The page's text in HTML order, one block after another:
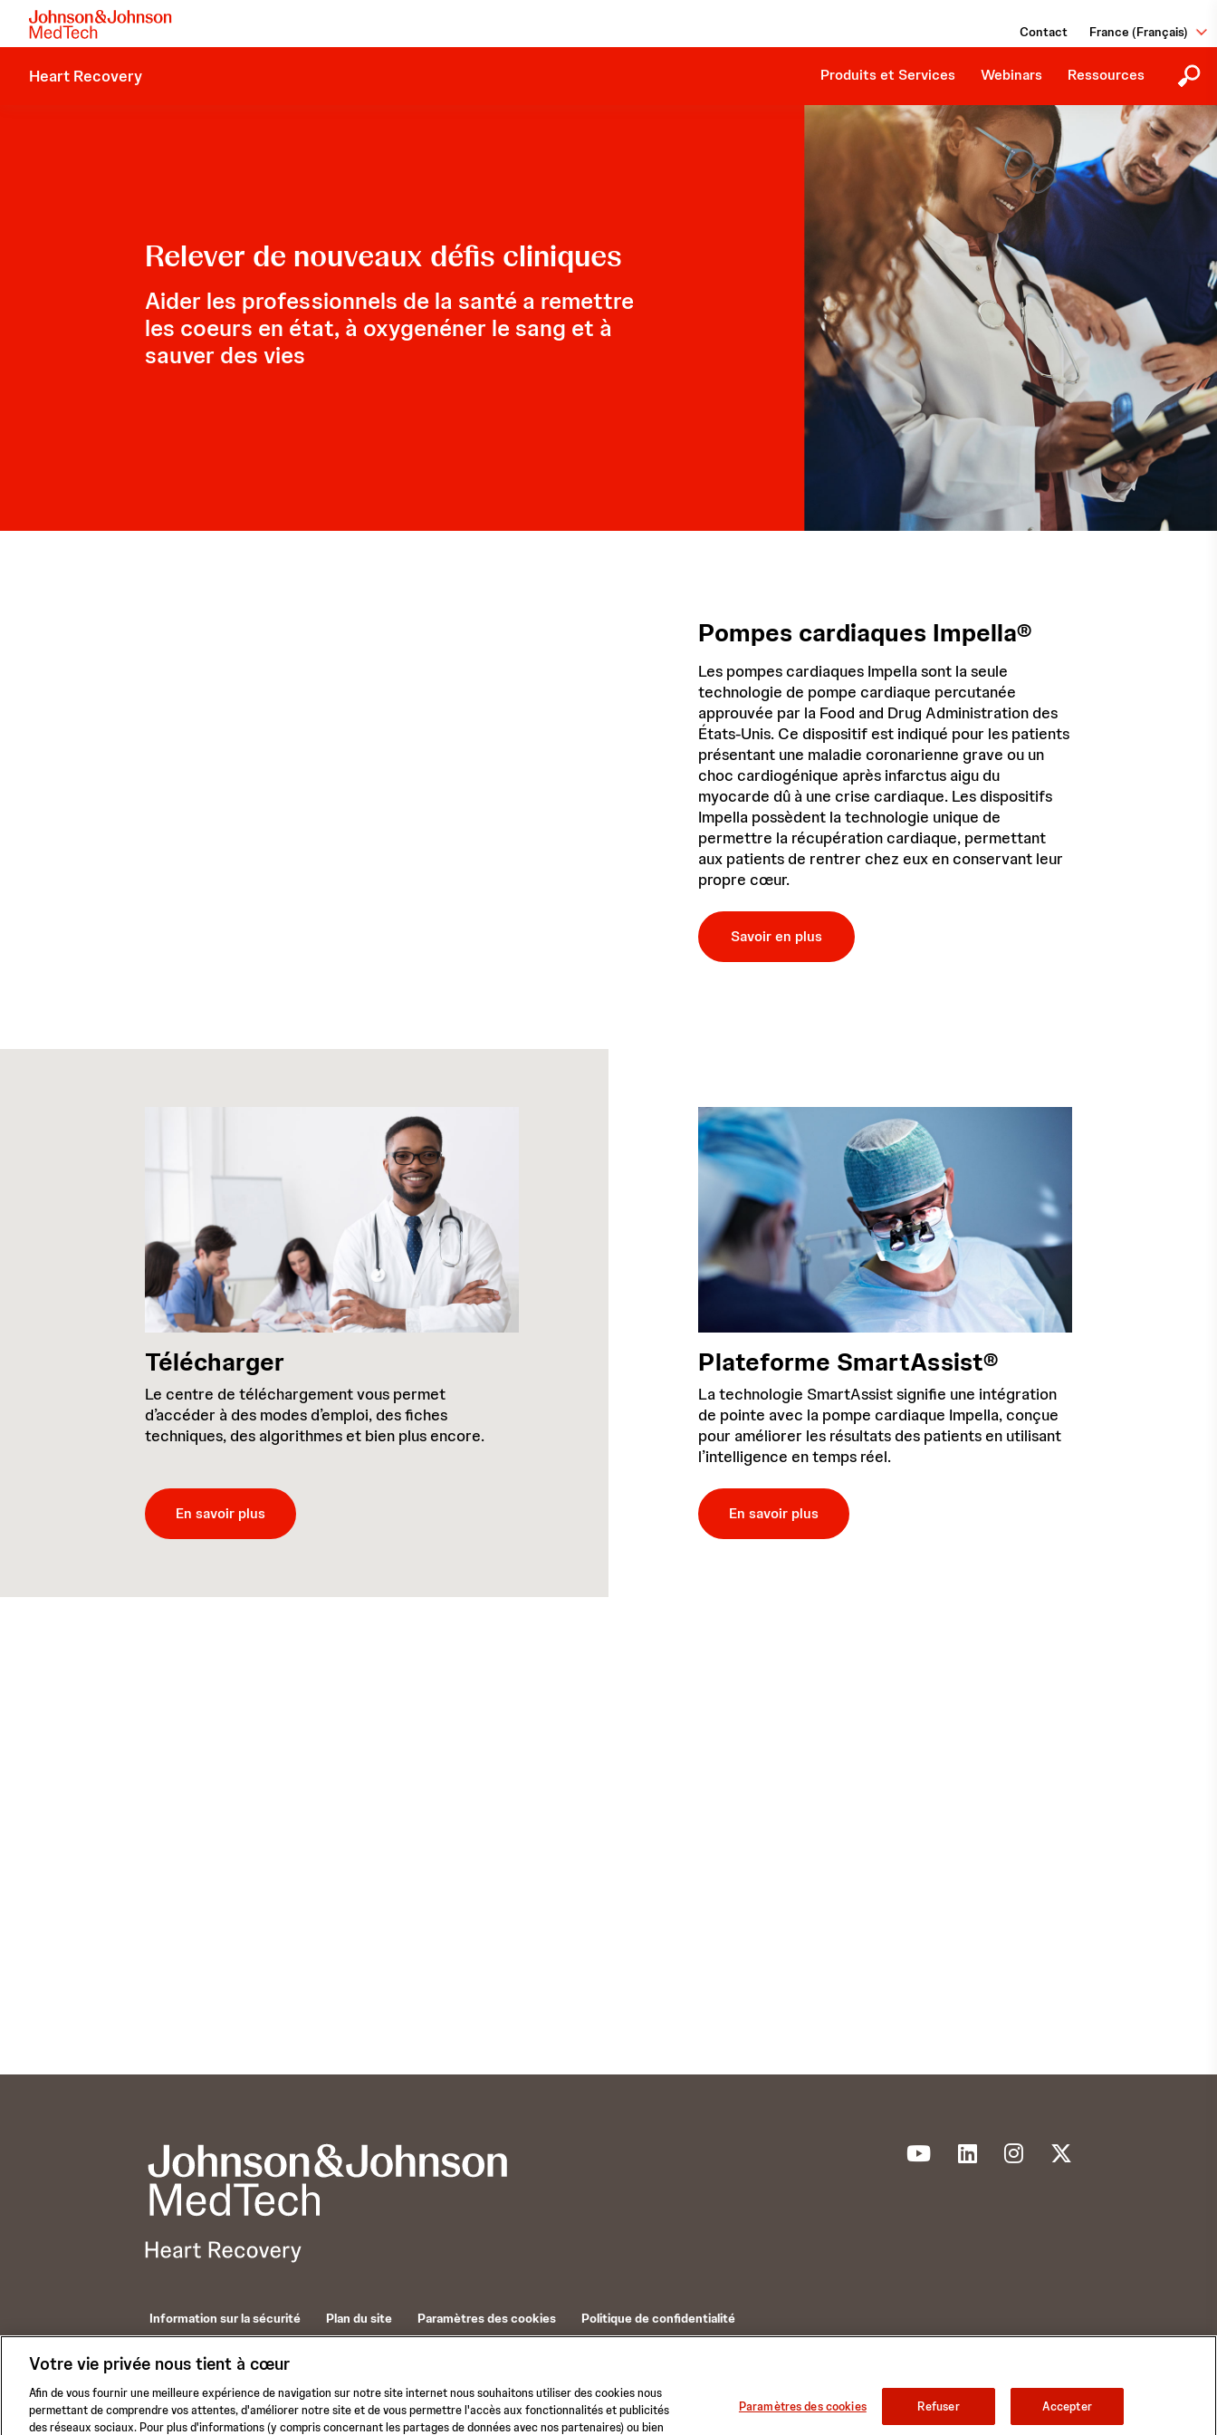
Heart Recovery
Contact France (Français)
Produits et Services
Impella CP® with SmartAssist®
Webinars Ressources
Relever de nouveaux défis cliniques
Aider les professionnels de la santé a remettre
les coeurs en état, à oxygenéner le sang et à
sauver des vies
Pompes cardiaques Impella®
Les pompes cardiaques Impella sont la seule
technologie de pompe cardiaque percutanée
approuvée par la Food and Drug Administration des
États-Unis. Ce dispositif est indiqué pour les patients
présentant une maladie coronarienne grave ou un
choc cardiogénique après infarctus aigu du
myocarde dû à une crise cardiaque. Les dispositifs
Impella possèdent la technologie unique de
permettre la récupération cardiaque, permettant
aux patients de rentrer chez eux en conservant leur
propre cœur.
Savoir en plus
Télécharger
Le centre de téléchargement vous permet
d’accéder à des modes d’emploi, des fiches
techniques, des algorithmes et bien plus encore.
En savoir plus
Plateforme SmartAssist®
La technologie SmartAssist signifie une intégration
de pointe avec la pompe cardiaque Impella, conçue
pour améliorer les résultats des patients en utilisant
l’intelligence en temps réel.
En savoir plus
Information sur la sécurité Plan du site Paramètres des cookies Politique de confidentialité
© 2026 ABIOMED. All rights reserved.
Votre vie privée nous tient à cœur
Afin de vous fournir une meilleure expérience de navigation sur notre site internet nous souhaitons utiliser des cookies nous
permettant de comprendre vos attentes, d'améliorer notre site et de vous permettre l'accès aux fonctionnalités et publicités
des réseaux sociaux. Pour plus d'informations (y compris concernant les partages de données avec nos partenaires) ou bien
Paramètres des cookies Refuser Accepter